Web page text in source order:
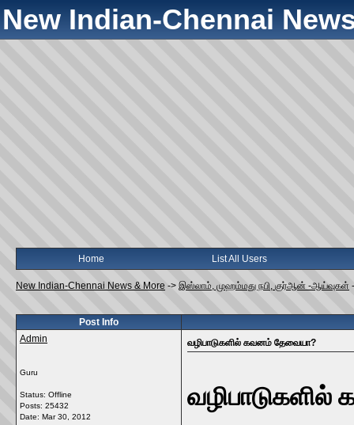
New Indian-Chennai
Home List All Users
New Indian-Chennai News & More -> இஸ்லாம், முஹம்மது நபி, குர்ஆன் -ஆய்வுகள்
Post Info
Admin
Guru
Status: Offline
Posts: 25432
Date: Mar 30, 2012
வழிபாடுகளில் கவனம் தேவையா?